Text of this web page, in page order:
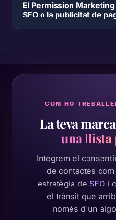
El Permission
SEO o la publicitat de
COM HO
La teva marca
una llista
Integrem el
de contactes
estratègia de SEO i
el trànsit que
només d'un